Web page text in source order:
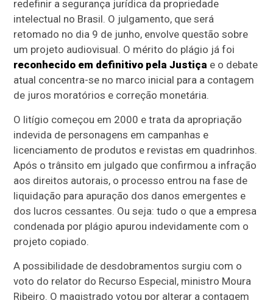
redefinir a segurança jurídica da propriedade
intelectual no Brasil. O julgamento, que será
retomado no dia 9 de junho, envolve questão sobre
um projeto audiovisual. O mérito do plágio já foi
reconhecido em definitivo pela Justiça e o debate
atual concentra-se no marco inicial para a contagem
de juros moratórios e correção monetária.
O litígio começou em 2000 e trata da apropriação
indevida de personagens em campanhas e
licenciamento de produtos e revistas em quadrinhos.
Após o trânsito em julgado que confirmou a infração
aos direitos autorais, o processo entrou na fase de
liquidação para apuração dos danos emergentes e
dos lucros cessantes. Ou seja: tudo o que a empresa
condenada por plágio apurou indevidamente com o
projeto copiado.
A possibilidade de desdobramentos surgiu com o
voto do relator do Recurso Especial, ministro Moura
Ribeiro. O magistrado votou por alterar a contagem